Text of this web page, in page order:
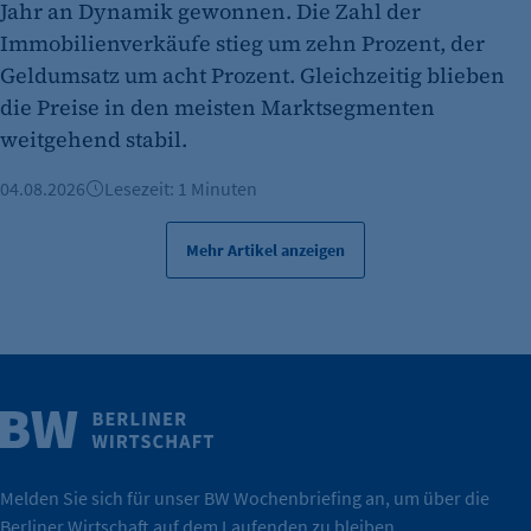
Es erlaubt eTracker Cookies zu setzen.
480 Tage
etracker Analytics
Name:
etracker GmbH
Erkennung, ob bei dem Besucher die
Cookie Laufzeit:
Wirtschaft.
Weitere Infos
Jahr an Dynamik gewonnen. Die Zahl der
Immobilienverkäufe stieg um zehn Prozent, der
Geldumsatz um acht Prozent. Gleichzeitig blieben
die Preise in den meisten Marktsegmenten
weitgehend stabil.
04.08.2026 Lesezeit: 1 Minuten
Mehr Artikel anzeigen
Melden Sie sich für unser BW Wochenbriefing an, um über die